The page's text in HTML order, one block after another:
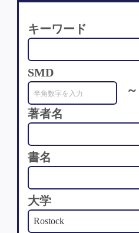
キーワード
SMD
～
著者名
書名
大学